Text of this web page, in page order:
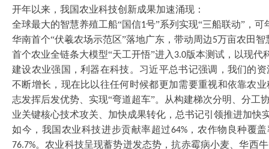
开年以来，我国农业科技创新成果加速涌现：
全球最大的智慧养殖工船“国信1号”系列实现“三船联动”，
华南首个“伏羲农场示范区”落地广东，带动周边5万亩农田智
首个农业全链条大模型“天工开悟”进入 3.0版本测试，以现代
建设农业强国，利器在科技。习近平总书记强调，我们的
不断增长，现在比以往任何时候都更加需要重视和依靠农
志发挥后发优势、实现“弯道超车”。从构建梯次分明、分工
业关键核心技术攻关、加快成果转化，总书记引领推进加快
如今，我国农业科技进步贡献率超过64%，农作物良种覆
76.7%。农业科技呈现蓄势迸发态势，抗赤霉病小麦、华西